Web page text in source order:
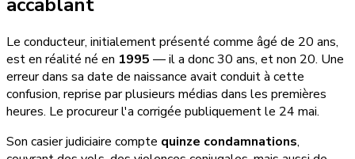
Le conducteur, initialement présenté comme âgé de 20 ans,
est en réalité né en 1995 — il a donc 30 ans, et non 20. Une
erreur dans sa date de naissance avait conduit à cette
confusion, reprise par plusieurs médias dans les premières
heures. Le procureur l'a corrigée publiquement le 24 mai.
Son casier judiciaire compte quinze condamnations,